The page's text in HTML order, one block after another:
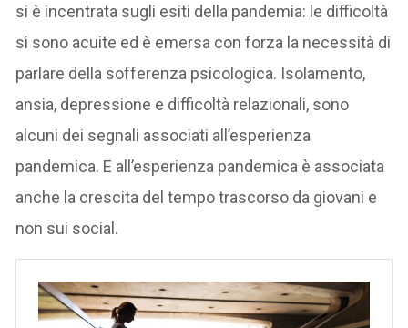
si è incentrata sugli esiti della pandemia: le difficoltà
si sono acuite ed è emersa con forza la necessità di
parlare della sofferenza psicologica. Isolamento,
ansia, depressione e difficoltà relazionali, sono
alcuni dei segnali associati all’esperienza
pandemica. E all’esperienza pandemica è associata
anche la crescita del tempo trascorso da giovani e
non sui social.